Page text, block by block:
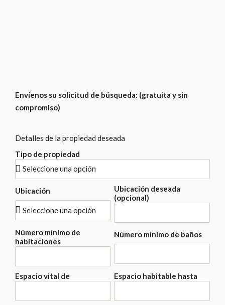
Envíenos su solicitud de búsqueda: (gratuita y sin
compromiso)
Detalles de la propiedad deseada
Tipo de propiedad
Ubicación
Ubicación deseada
(opcional)
Número mínimo de
habitaciones
Número mínimo de baños
Espacio vital de Espacio habitable hasta